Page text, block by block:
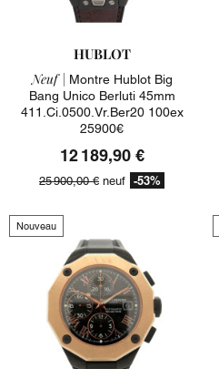
HUBLOT
Neuf | Montre Hublot Big
Bang Unico Berluti 45mm
411.ci.0500.vr.ber20 100ex
25900€
12 189,90 €
25 900,00 € neuf -53%
Nouveau